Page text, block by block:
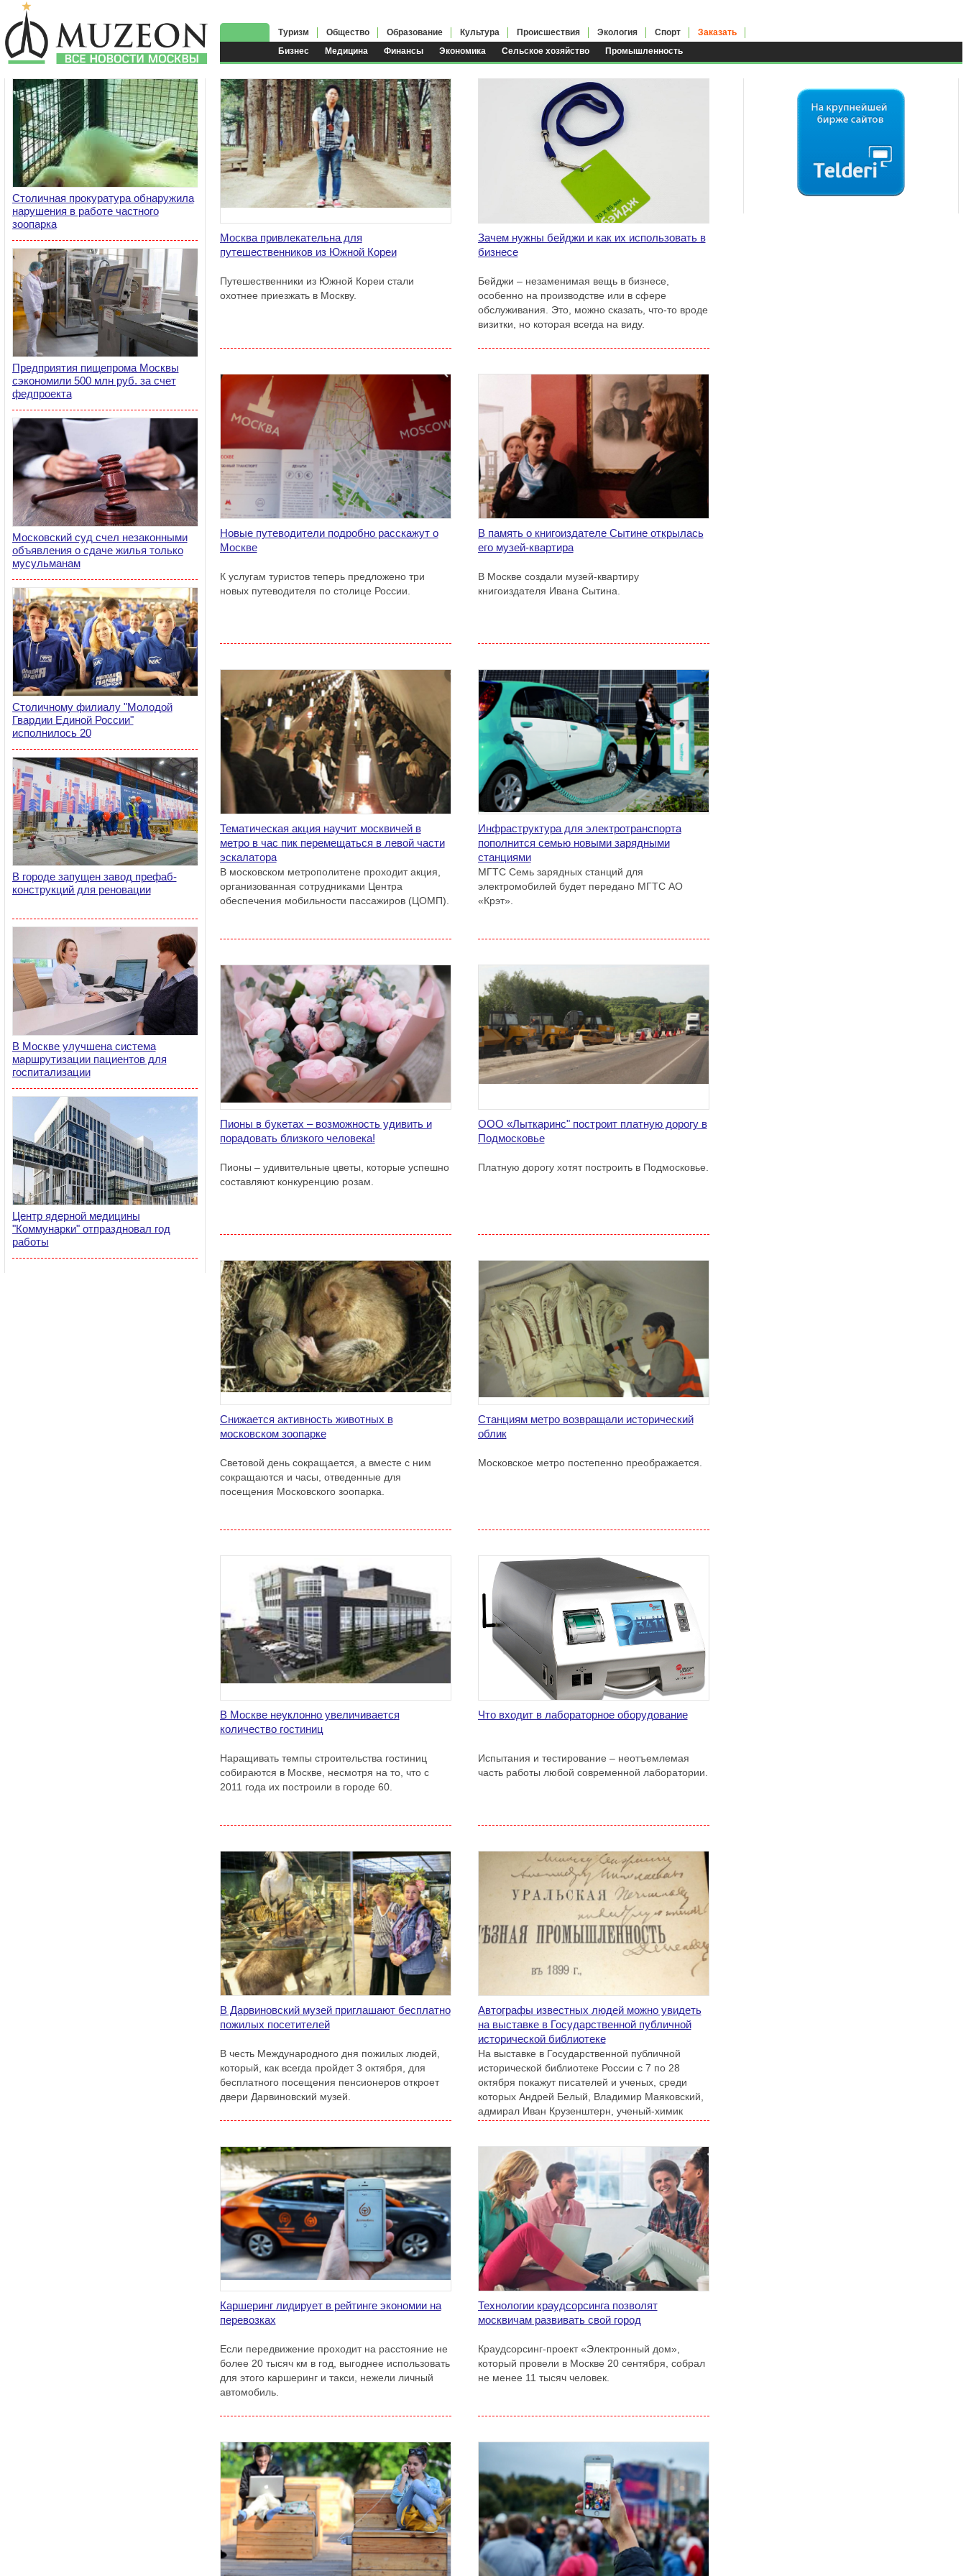
Бизнес Медицина Финансы Экономика Сельское хозяйство Промышленность
Туризм Общество Образование Культура Происшествия Экология Спорт Заказать
Столичная прокуратура обнаружила
нарушения в работе частного
зоопарка
Предприятия пищепрома Москвы
сэкономили 500 млн руб. за счет
федпроекта
Московский суд счел незаконными
объявления о сдаче жилья только
мусульманам
Столичному филиалу "Молодой
Гвардии Единой России"
исполнилось 20
В городе запущен завод префаб-
конструкций для реновации
В Москве улучшена система
маршрутизации пациентов для
госпитализации
Центр ядерной медицины
"Коммунарки" отпраздновал год
работы
Москва привлекательна для
путешественников из Южной Кореи
Путешественники из Южной Кореи стали
охотнее приезжать в Москву.
Зачем нужны бейджи и как их использовать в
бизнесе
Бейджи – незаменимая вещь в бизнесе,
особенно на производстве или в сфере
обслуживания. Это, можно сказать, что-то вроде
визитки, но которая всегда на виду.
Новые путеводители подробно расскажут о
Москве
К услугам туристов теперь предложено три
новых путеводителя по столице России.
В память о книгоиздателе Сытине открылась
его музей-квартира
В Москве создали музей-квартиру
книгоиздателя Ивана Сытина.
Тематическая акция научит москвичей в
метро в час пик перемещаться в левой части
эскалатора
В московском метрополитене проходит акция,
организованная сотрудниками Центра
обеспечения мобильности пассажиров (ЦОМП).
Инфраструктура для электротранспорта
пополнится семью новыми зарядными
станциями
МГТС Семь зарядных станций для
электромобилей будет передано МГТС АО
«Крэт».
Пионы в букетах – возможность удивить и
порадовать близкого человека!
Пионы – удивительные цветы, которые успешно
составляют конкуренцию розам.
ООО «Лыткаринс" построит платную дорогу в
Подмосковье
Платную дорогу хотят построить в Подмосковье.
Снижается активность животных в
московском зоопарке
Световой день сокращается, а вместе с ним
сокращаются и часы, отведенные для
посещения Московского зоопарка.
Станциям метро возвращали исторический
облик
Московское метро постепенно преображается.
В Москве неуклонно увеличивается
количество гостиниц
Наращивать темпы строительства гостиниц
собираются в Москве, несмотря на то, что с
2011 года их построили в городе 60.
Что входит в лабораторное оборудование
Испытания и тестирование – неотъемлемая
часть работы любой современной лаборатории.
В Дарвиновский музей приглашают бесплатно
пожилых посетителей
В честь Международного дня пожилых людей,
который, как всегда пройдет 3 октября, для
бесплатного посещения пенсионеров откроет
двери Дарвиновский музей.
Автографы известных людей можно увидеть
на выставке в Государственной публичной
исторической библиотеке
На выставке в Государственной публичной
исторической библиотеке России с 7 по 28
октября покажут писателей и ученых, среди
которых Андрей Белый, Владимир Маяковский,
адмирал Иван Крузенштерн, ученый-химик
Каршеринг лидирует в рейтинге экономии на
перевозках
Если передвижение проходит на расстояние не
более 20 тысяч км в год, выгоднее использовать
для этого каршеринг и такси, нежели личный
автомобиль.
Технологии краудсорсинга позволят
москвичам развивать свой город
Краудсорсинг-проект «Электронный дом»,
который провели в Москве 20 сентября, собрал
не менее 11 тысяч человек.